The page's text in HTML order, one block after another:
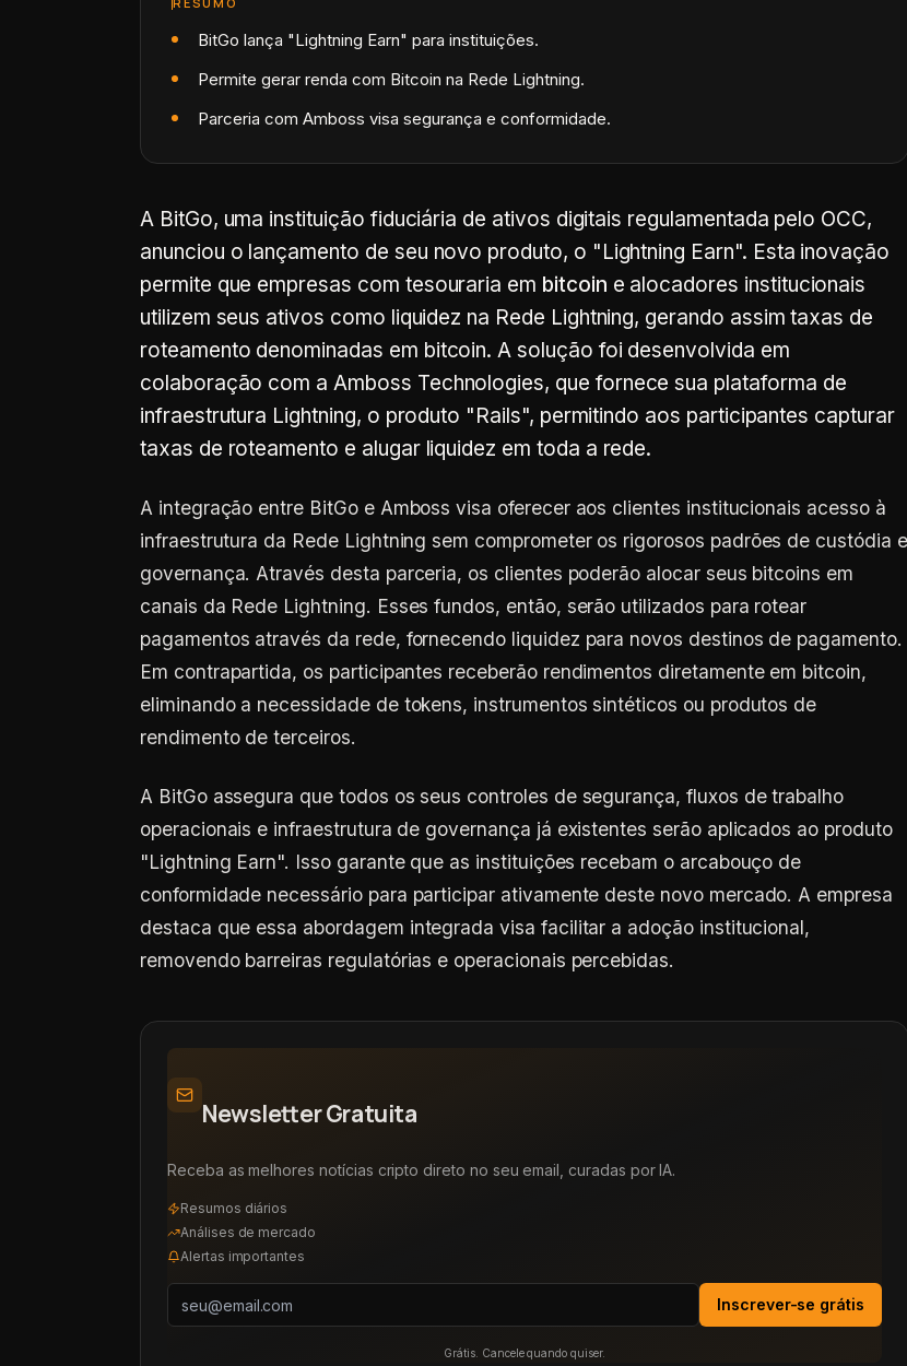
BitGo lança "Lightning Earn" para instituições.
Permite gerar renda com Bitcoin na Rede Lightning.
Parceria com Amboss visa segurança e conformidade.
A BitGo, uma instituição fiduciária de ativos digitais regulamentada pelo OCC,
anunciou o lançamento de seu novo produto, o "Lightning Earn". Esta inovação
permite que empresas com tesouraria em bitcoin e alocadores institucionais
utilizem seus ativos como liquidez na Rede Lightning, gerando assim taxas de
roteamento denominadas em bitcoin. A solução foi desenvolvida em
colaboração com a Amboss Technologies, que fornece sua plataforma de
infraestrutura Lightning, o produto "Rails", permitindo aos participantes capturar
taxas de roteamento e alugar liquidez em toda a rede.
A integração entre BitGo e Amboss visa oferecer aos clientes institucionais acesso à
infraestrutura da Rede Lightning sem comprometer os rigorosos padrões de custódia e
governança. Através desta parceria, os clientes poderão alocar seus bitcoins em
canais da Rede Lightning. Esses fundos, então, serão utilizados para rotear
pagamentos através da rede, fornecendo liquidez para novos destinos de pagamento.
Em contrapartida, os participantes receberão rendimentos diretamente em bitcoin,
eliminando a necessidade de tokens, instrumentos sintéticos ou produtos de
rendimento de terceiros.
A BitGo assegura que todos os seus controles de segurança, fluxos de trabalho
operacionais e infraestrutura de governança já existentes serão aplicados ao produto
"Lightning Earn". Isso garante que as instituições recebam o arcabouço de
conformidade necessário para participar ativamente deste novo mercado. A empresa
destaca que essa abordagem integrada visa facilitar a adoção institucional,
removendo barreiras regulatórias e operacionais percebidas.
Newsletter Gratuita
Receba as melhores notícias cripto direto no seu email, curadas por IA.
Resumos diários
Análises de mercado
Alertas importantes
Inscrever-se grátis